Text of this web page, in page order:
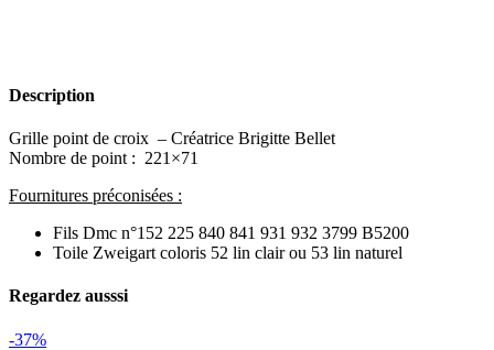
Description
Grille point de croix – Créatrice Brigitte Bellet
Nombre de point : 221×71
Fournitures préconisées :
Fils Dmc n°152 225 840 841 931 932 3799 B5200
Toile Zweigart coloris 52 lin clair ou 53 lin naturel
Regardez ausssi
-37%